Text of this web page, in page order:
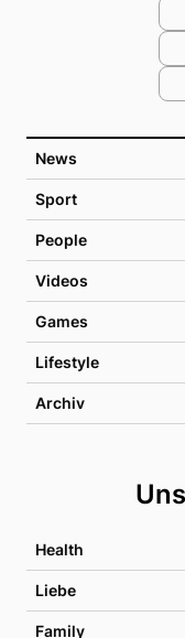
News
Sport
People
Videos
Games
Lifestyle
Archiv
Health
Liebe
Family